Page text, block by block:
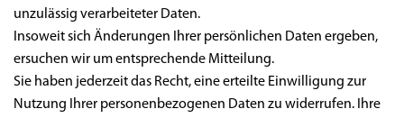
unzulässig verarbeiteter Daten.
Insoweit sich Änderungen Ihrer persönlichen Daten ergeben,
ersuchen wir um entsprechende Mitteilung.
Sie haben jederzeit das Recht, eine erteilte Einwilligung zur
Nutzung Ihrer personenbezogenen Daten zu widerrufen. Ihre